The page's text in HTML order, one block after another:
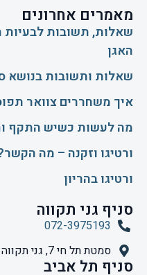
מאמרים אחרונים
שאלות, תשובות
האגן
שאלות ותשובות בנושא
איך משחררים צוואר
​מה לעשות כשיש התקף
ורטיגו וזקנה – מה
ורטיגו בהריון
סניף גני תקווה
072-3975193
סמטת תל חי 7, גני תקווה
סניף תל אביב